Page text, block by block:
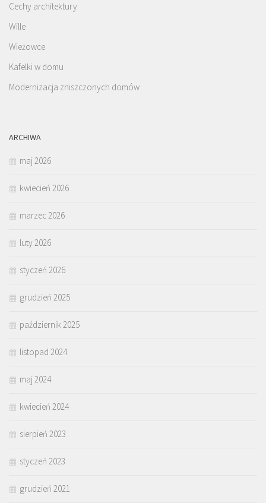
Cechy architektury
Wille
Wieżowce
Kafelki w domu
Modernizacja zniszczonych domów
ARCHIWA
maj 2026
kwiecień 2026
marzec 2026
luty 2026
styczeń 2026
grudzień 2025
październik 2025
listopad 2024
maj 2024
kwiecień 2024
sierpień 2023
styczeń 2023
grudzień 2021